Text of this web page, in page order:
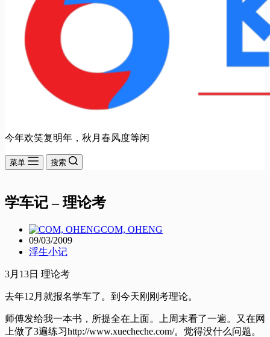
今年欢笑复明年，秋月春风度等闲
菜单 搜索
学车记 – 理论考
COM, OHENG
09/03/2009
浮生小记
3月13日 理论考
去年12月就报名学车了。到今天刚刚考理论。
师傅发给我一本书，所提全在上面。上周末看了一遍。又在网
上做了3遍练习http://www.xuecheche.com/。觉得没什么问题。